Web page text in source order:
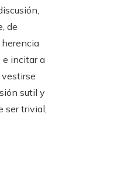
de
herencia
e incitar a
sutil y
ser trivial,